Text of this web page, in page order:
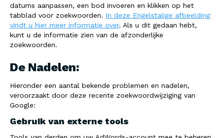
datums aanpassen, een bod invoeren en klikken op het
tabblad voor zoekwoorden. In deze Engelstalige afbeelding
vindt u hier meer informatie over. Als u dit gedaan hebt,
kunt u de informatie zien van de afzonderlijke
zoekwoorden.
De Nadelen:
Hieronder een aantal bekende problemen en nadelen,
veroorzaakt door deze recente zoekwoordwijziging van
Google:
Gebruik van externe tools